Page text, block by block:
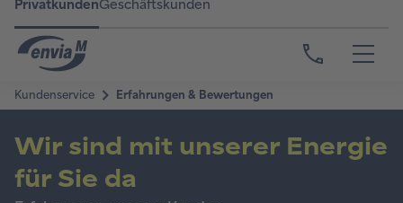
PrivatkundenGeschäftskunden